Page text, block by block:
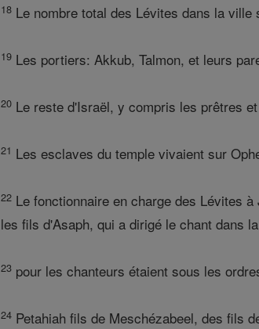
18 Le nombre total des Lévites dans la ville
19 Les portiers: Akkub, Talmon, et leurs
20 Le reste d'Israël, y compris les prêtres
21 Les esclaves du temple vivaient sur
22 Le fonctionnaire en charge des Lévites
les fils d'Asaph, qui a dirigé le chant dans
23 pour les chanteurs étaient sous les
24 Petahiah fils de Meschézabeel, des fils